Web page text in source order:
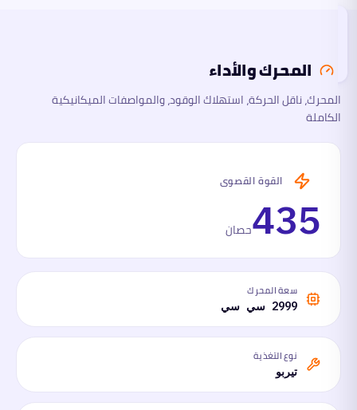
الآن
السلامة
لها
وما
عليها
المحرك والأداء
المحرك، ناقل الحركة، استهلاك الوقود، والمواصفات الميكانيكية
الكاملة
القوة القصوى
435حصان
سعة المحرك
2999 سي سي
نوع التغذية
تيربو